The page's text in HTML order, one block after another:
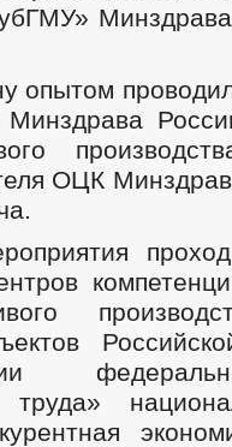
опытом
Минздрава
ОЦК
труда»